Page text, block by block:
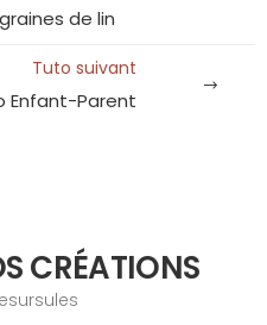
de lin
Tuto suivant
Enfant-Parent
CRÉATIONS